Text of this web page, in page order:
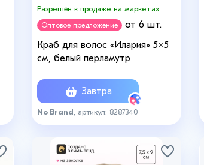
Разрешён к продаже на маркетах
Оптовое предложение
от 6 шт.
Краб для волос «Илария» 5×5
см, белый перламутр
Завтра
No Brand , артикул: 8287340